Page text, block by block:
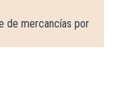
de mercancías por